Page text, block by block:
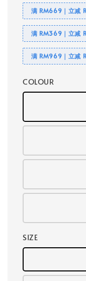
满 RM669｜立减
满 RM369｜立减
满 RM969｜立减
COLOUR
SIZE